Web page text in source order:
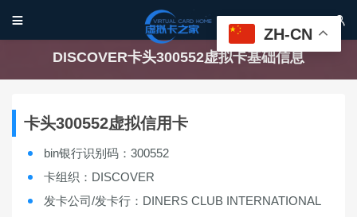
 
DISCOVER卡头300552虚拟卡基础信息
卡头300552虚拟信用卡
bin银行识别码：300552
卡组织：DISCOVER
发卡公司/发卡行：DINERS CLUB INTERNATIONAL
ZH-CN